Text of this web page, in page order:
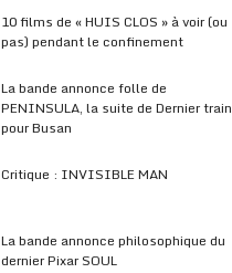
10 films de « HUIS CLOS » à voir (ou
pas) pendant le confinement
La bande annonce folle de
PENINSULA, la suite de Dernier train
pour Busan
Critique : INVISIBLE MAN
La bande annonce philosophique du
dernier Pixar SOUL